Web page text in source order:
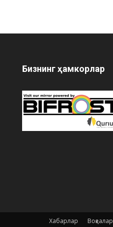
Бизнинг ҳамкорлар
Хабарлар Воқеалар